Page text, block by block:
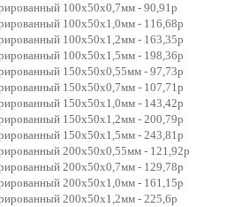
100х50х0,7мм - 90,91р
100х50х1,0мм - 116,68р
100х50х1,2мм - 163,35р
100х50х1,5мм - 198,36р
150х50х0,55мм - 97,73р
150х50х0,7мм - 107,71р
150х50х1,0мм - 143,42р
150х50х1,2мм - 200,79р
150х50х1,5мм - 243,81р
200х50х0,55мм - 121,92р
200х50х0,7мм - 129,78р
200х50х1,0мм - 161,15р
200х50х1,2мм - 225,6р